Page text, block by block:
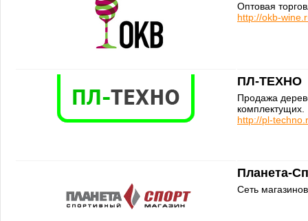
Оптовая
http://okb-
ПЛ-ТЕХНО
Продажа
комплектущих.
http://pl-
Планета-
Сеть